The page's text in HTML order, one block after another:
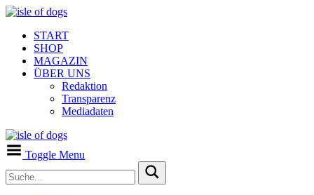
START
SHOP
MAGAZIN
ÜBER UNS
Redaktion
Transparenz
Mediadaten
Toggle Menu